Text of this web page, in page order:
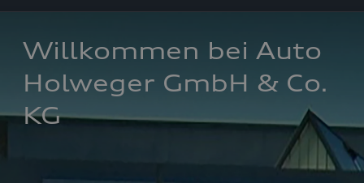
Willkommen bei Auto
Holweger GmbH & Co.
KG